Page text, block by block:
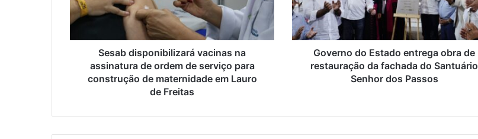
Sesab disponibilizará vacinas na
assinatura de ordem de serviço para
construção de maternidade em Lauro
de Freitas
Governo do Estado entrega obra de
restauração da fachada do Santuário
Senhor dos Passos